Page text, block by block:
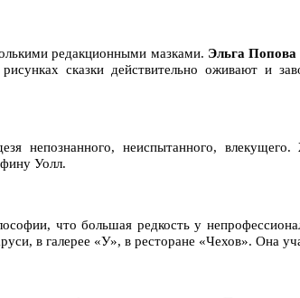
редакционными мазками. Эльга Попова
сказки действительно оживают и
непознанного, неиспытанного,
Уолл.
что большая редкость у
в галерее «У», в ресторане «Чехов». Она